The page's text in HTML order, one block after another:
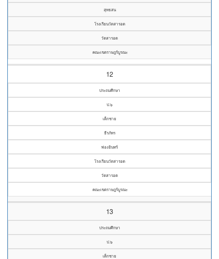
สุทธสน
โรงเรียนวัดสารอด
วัดสารอด
คณะเขตราษฎร์บูรณะ
12
ประถมศึกษา
ป.๖
เด็กชาย
ธีรภัทร
ฟองอินทร์
โรงเรียนวัดสารอด
วัดสารอด
คณะเขตราษฎร์บูรณะ
13
ประถมศึกษา
ป.๖
เด็กชาย